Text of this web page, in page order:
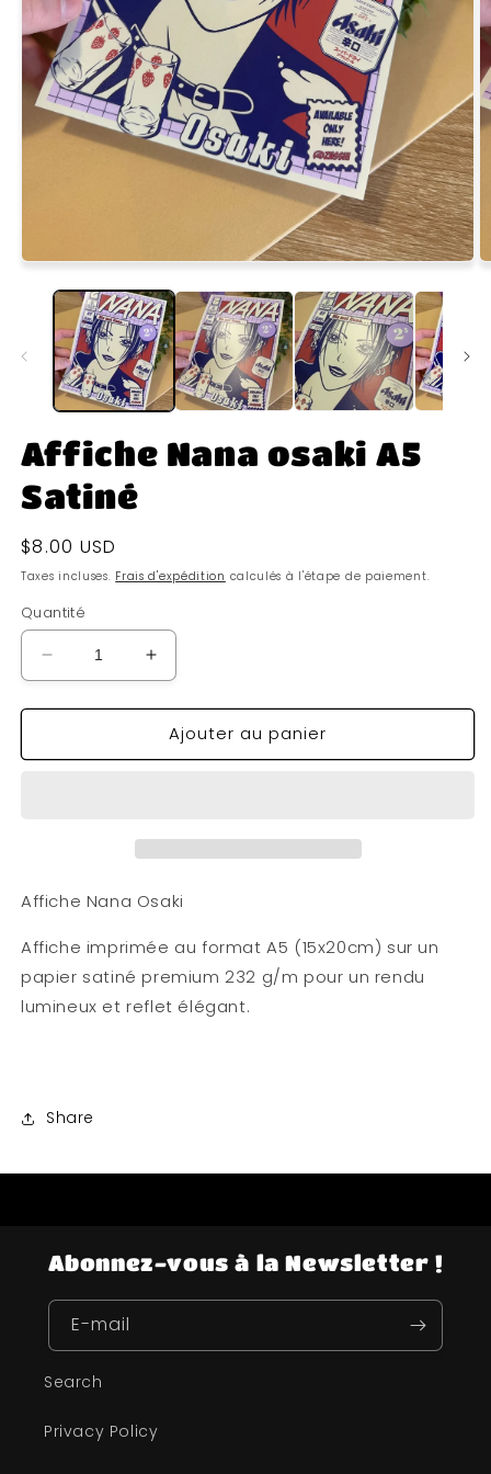
Affiche Nana osaki A5
Satiné
Prix
habituel
$8.00 USD
Taxes incluses. Frais d'expédition calculés à l'étape de paiement.
Quantité
Réduire
la
quantité
Affiche
Augmenter
la
quantité
de
Affiche
Ajouter au panier
Affiche Nana Osaki
Affiche imprimée au format A5 (15x20cm) sur un
papier satiné premium 232 g/m pour un rendu
lumineux et reflet élégant.
Share
Abonnez-vous à la Newsletter !
E-mail
Search
Privacy Policy